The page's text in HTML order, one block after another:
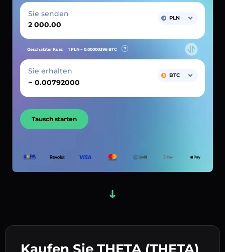
Kaufen Sie THETA (THETA)
Sie senden PLN
Geschätzter Kurs: 1 PLN ~ 0.00000396 BTC
Sie erhalten
~
BTC
Tausch starten